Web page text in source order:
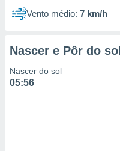
medir
da
de
ou
Vento médio: 7 km/h
Nascer e Pôr do sol
Nascer do sol
05:56